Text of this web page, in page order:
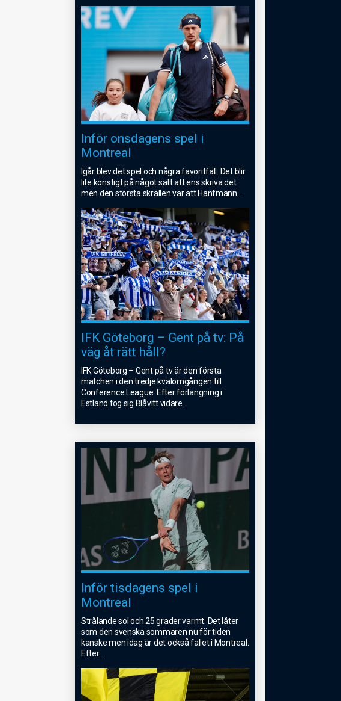
Inför onsdagens spel i
Montreal
Igår blev det spel och några favoritfall. Det blir
lite konstigt på något sätt att ens skriva det
men den största skrällen var att Hanfmann
IFK Göteborg – Gent på tv: På
väg åt rätt håll?
IFK Göteborg – Gent på tv är den första
matchen i den tredje kvalomgången till
Conference League. Efter förlängning i
Estland tog sig Blåvitt vidare
Inför tisdagens spel i
Montreal
Strålande sol och 25 grader varmt. Det låter
som den svenska sommaren nu för tiden
kanske men idag är det också fallet i Montreal.
Efter...